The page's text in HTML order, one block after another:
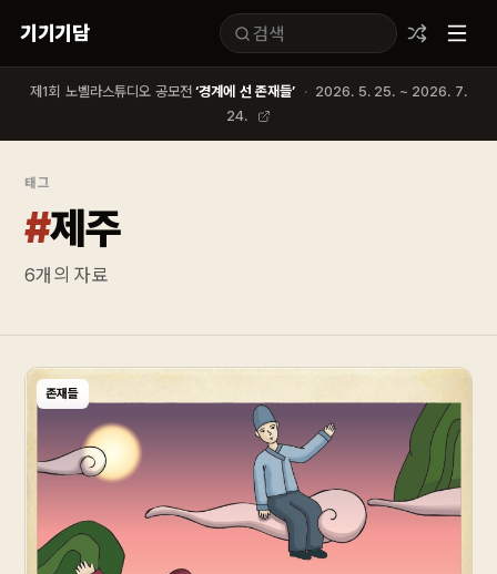
기기기담
제1회 노벨라스튜디오 공모전 ‘경계에 선 존재들’ · 2026. 5. 25. ~ 2026. 7.
24.
태그
#제주
6개의 자료
존재들